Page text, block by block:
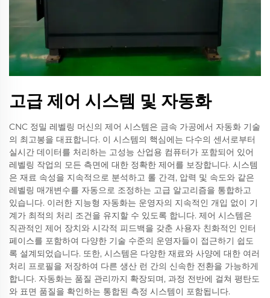
고급 제어 시스템 및 자동화
CNC 정밀 레벨링 머신의 제어 시스템은 금속 가공에서 자동화 기술
의 최고봉을 대표합니다. 이 시스템의 핵심에는 다수의 센서로부터
실시간 데이터를 처리하는 고성능 산업용 컴퓨터가 포함되어 있어
레벨링 작업의 모든 측면에 대한 정확한 제어를 보장합니다. 시스템
은 재료 속성을 지속적으로 분석하고 롤 간격, 압력 및 속도와 같은
레벨링 매개변수를 자동으로 조정하는 고급 알고리즘을 통합하고
있습니다. 이러한 지능형 자동화는 운영자의 지속적인 개입 없이 기
계가 최적의 처리 조건을 유지할 수 있도록 합니다. 제어 시스템은
직관적인 제어 장치와 시각적 피드백을 갖춘 사용자 친화적인 인터
페이스를 포함하여 다양한 기술 수준의 운영자들이 접근하기 쉽도
록 설계되었습니다. 또한, 시스템은 다양한 재료와 사양에 대한 여러
처리 프로필을 저장하여 다른 생산 런 간의 신속한 전환을 가능하게
합니다. 자동화는 품질 관리까지 확장되며, 과정 전반에 걸쳐 평탄도
와 표면 품질을 확인하는 통합된 측정 시스템이 포함됩니다.